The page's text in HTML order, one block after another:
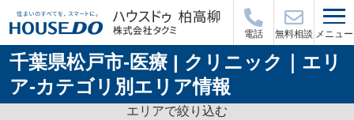
電話 無料相談 メニュー
千葉県松戸市-医療 | クリニック｜エリ
ア-カテゴリ別エリア情報
エリアで絞り込む